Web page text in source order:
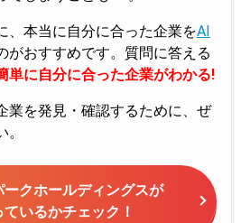
、本当に自分に合った企業をAI
がおすすめです。質問に答える
単に自分に合った企業がわかる!
業を発見・確認するために、ぜ
ークホールディングスが
いるかチェック！